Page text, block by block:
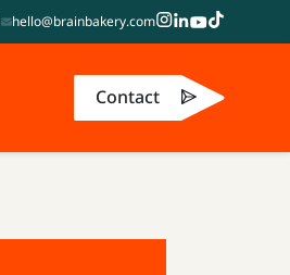
hello@brainbakery.com
Contact